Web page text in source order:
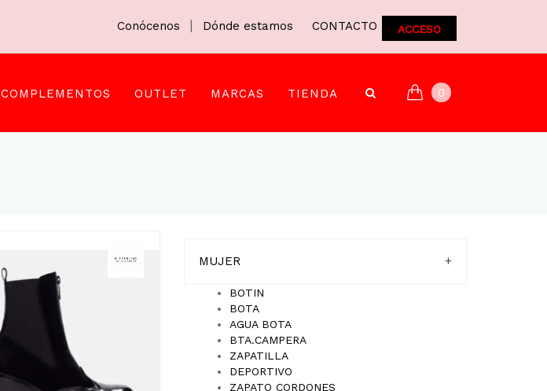
Conócenos Dónde estamos CONTACTO ACCESO
COMPLEMENTOS OUTLET MARCAS TIENDA 0
MUJER +
BOTIN
BOTA
AGUA BOTA
BTA.CAMPERA
ZAPATILLA
DEPORTIVO
ZAPATO CORDONES